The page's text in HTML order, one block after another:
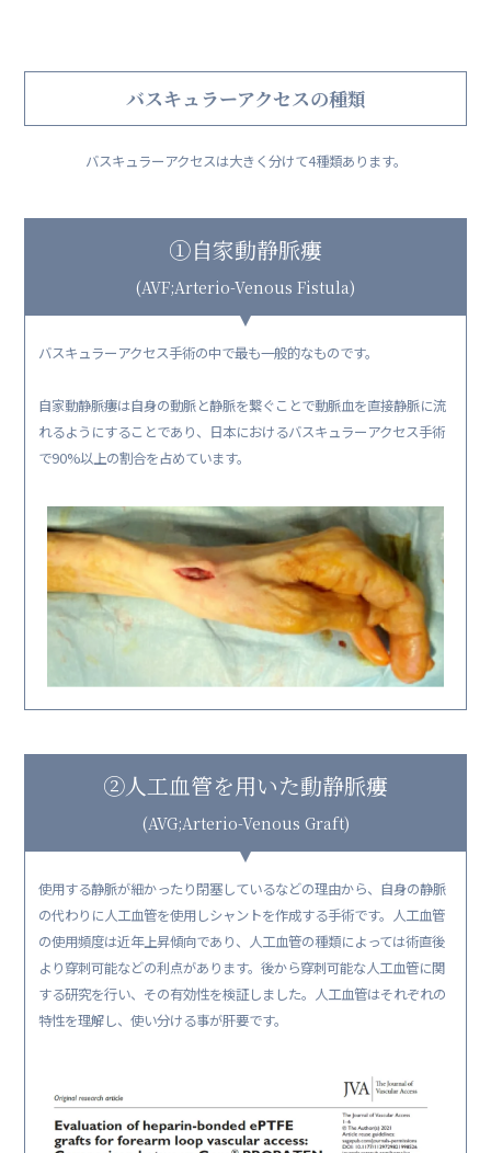
バスキュラーアクセスの種類
バスキュラーアクセスは大きく分けて4種類あります。
①自家動静脈瘻
(AVF;Arterio-Venous Fistula)
バスキュラーアクセス手術の中で最も一般的なものです。
自家動静脈瘻は自身の動脈と静脈を繋ぐことで動脈血を直接静脈に流
れるようにすることであり、日本におけるバスキュラーアクセス手術
で90%以上の割合を占めています。
②人工血管を用いた動静脈瘻
(AVG;Arterio-Venous Graft)
使用する静脈が細かったり閉塞しているなどの理由から、自身の静脈
の代わりに人工血管を使用しシャントを作成する手術です。人工血管
の使用頻度は近年上昇傾向であり、人工血管の種類によっては術直後
より穿刺可能などの利点があります。後から穿刺可能な人工血管に関
する研究を行い、その有効性を検証しました。人工血管はそれぞれの
特性を理解し、使い分ける事が肝要です。